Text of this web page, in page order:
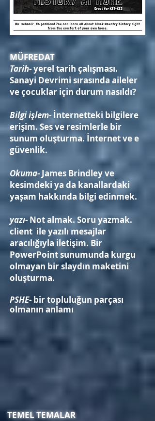
MÜFREDAT
Tarih- yerel tarih çalışması.
Sanayi Devrimi sırasında aileler
ve çocuklar için durum nasıldı?
Bilgi işlem- İnternetteki bilgilere
erişim. Ses ve resimlerle bir
sunum oluşturma. İnternet ve e
güvenlik.
Okuma- James Brindley ve
kesimdeki ya da kanallardaki
yaşam hakkında bilgi edinmek.
yazı- Not almak. Soru yazmak.
client ile yazılı mesajlar
aracılığıyla iletişim. Bir
PowerPoint sunumunda kurgu
olmayan bir slaydın maketini
oluşturma.
PSHE- bir topluluğun parçası
olmanın anlamı.
TEMEL TEMALAR